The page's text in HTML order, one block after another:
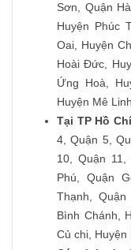
Sơn, Quận
Huyện Phúc
Oai, Huyện
Hoài Đức,
Ứng Hoà,
Huyện Mê Linh
Tại TP Hồ
4, Quận 5,
10, Quận
Phú, Quận
Thạnh,
Bình Chánh,
Củ chi, Huyện